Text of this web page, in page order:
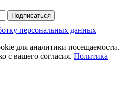
Подписаться
персональных данных
для аналитики посещаемости.
с вашего согласия. Политика